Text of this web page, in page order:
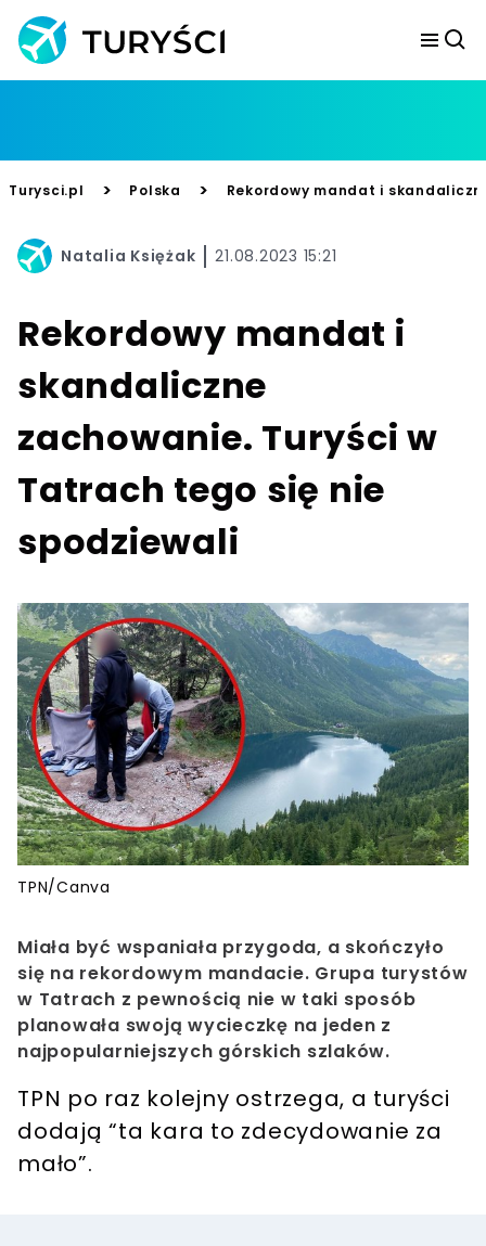
Turysci.pl > Polska > Rekordowy mandat i
Natalia Księżak 21.08.2023 15:21
Rekordowy mandat i
skandaliczne
zachowanie. Turyści w
Tatrach tego się nie
spodziewali
TPN/Canva
Miała być wspaniała przygoda, a skończyło
się na rekordowym mandacie. Grupa turystów
w Tatrach z pewnością nie w taki sposób
planowała swoją wycieczkę na jeden z
najpopularniejszych górskich szlaków.
TPN po raz kolejny ostrzega, a turyści
dodają “ta kara to zdecydowanie za
mało”.